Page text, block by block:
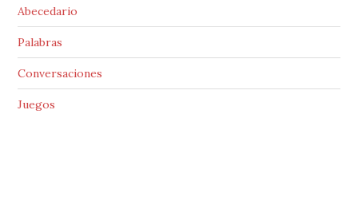
Abecedario
Palabras
Conversaciones
Juegos